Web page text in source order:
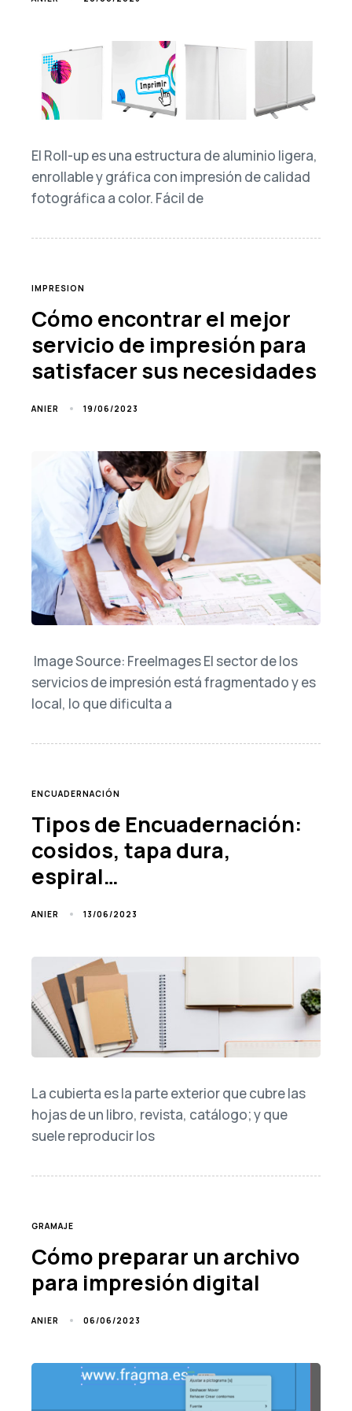
El Roll-up es una estructura de aluminio ligera,
enrollable y gráfica con impresión de calidad
fotográfica a color. Fácil de
TAGS
IMPRESION
Cómo encontrar el mejor
servicio de impresión para
satisfacer sus necesidades
ANIER 19/06/2023
‍ Image Source: FreeImages‍ El sector de los
servicios de impresión está fragmentado y es
local, lo que dificulta a
TAGS
ENCUADERNACIÓN
Tipos de Encuadernación:
cosidos, tapa dura,
espiral…
ANIER 13/06/2023
La cubierta es la parte exterior que cubre las
hojas de un libro, revista, catálogo; y que
suele reproducir los
TAGS
GRAMAJE
Cómo preparar un archivo
para impresión digital
ANIER 06/06/2023